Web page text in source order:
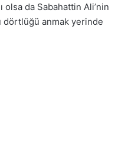
olsa da Sabahattin Ali’nin
dörtlüğü anmak yerinde